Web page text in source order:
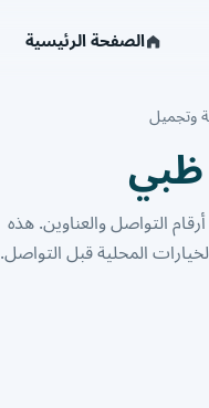
الصفحة الرئيسية
وتجميل
ظبي
1 شركة ومؤسسة مع أرقام التواصل والعناوين. هذه
المحلية قبل التواصل.